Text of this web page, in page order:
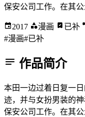
保安公司工作。在其
2017 漫画 已补
#漫画#已补
作品简介
本田一边过着日复一
迹，并与女扮男装的
保安公司工作。在其